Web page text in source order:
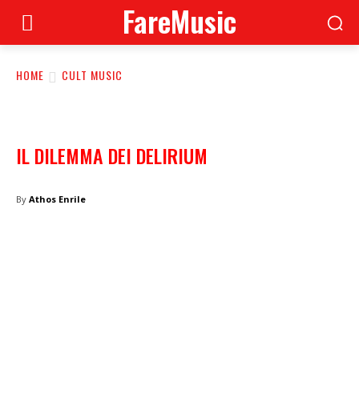
FareMusic
HOME CULT MUSIC
IL DILEMMA DEI DELIRIUM
By Athos Enrile